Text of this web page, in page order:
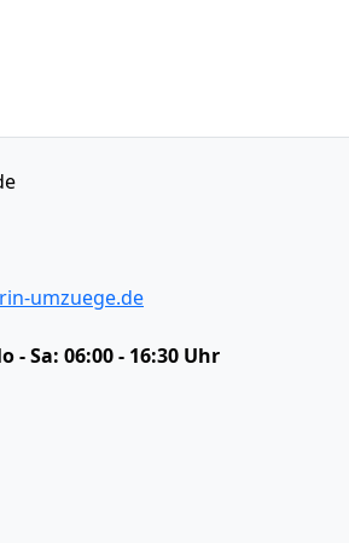
umzuege.de
- Sa: 06:00 - 16:30 Uhr